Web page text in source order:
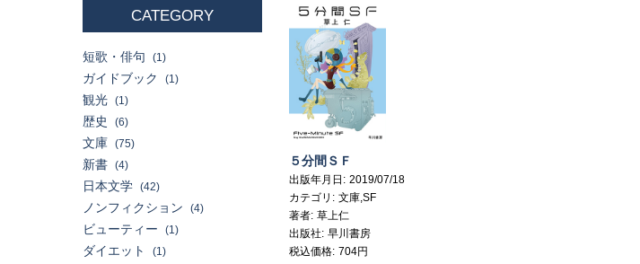
５分間ＳＦ
出版年月日
2019/07/18
カテゴリ
文庫,SF
著者 草上仁
出版社
早川書房
税込価格 704円
CATEGORY
短歌・俳句 (1)
ガイドブック (1)
観光 (1)
歴史 (6)
文庫 (75)
新書 (4)
日本文学 (42)
ノンフィクション (4)
ビューティー (1)
ダイエット (1)